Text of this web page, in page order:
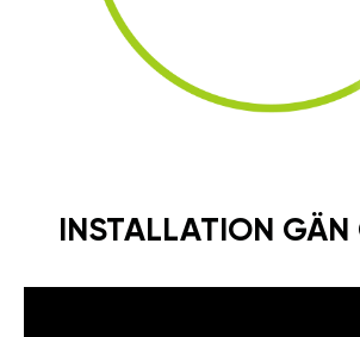
INSTALLATION